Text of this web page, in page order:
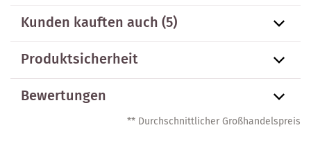
Kunden kauften auch(5)
Produktsicherheit
Bewertungen
** Durchschnittlicher Großhandelspreis